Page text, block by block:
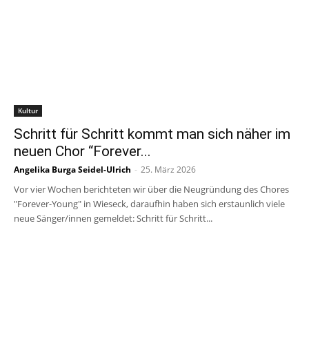
Kultur
Schritt für Schritt kommt man sich näher im
neuen Chor “Forever...
Angelika Burga Seidel-Ulrich - 25. März 2026
Vor vier Wochen berichteten wir über die Neugründung des Chores
"Forever-Young" in Wieseck, daraufhin haben sich erstaunlich viele
neue Sänger/innen gemeldet: Schritt für Schritt...